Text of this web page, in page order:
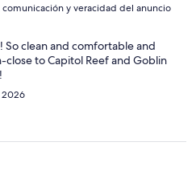
comunicación y veracidad del anuncio
So clean and comfortable and
to Capitol Reef and Goblin
2026